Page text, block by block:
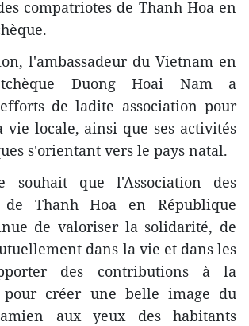
compatriotes de Thanh Hoa en
l'ambassadeur du Vietnam en
tchèque Duong Hoai Nam a
de ladite association pour
vie locale, ainsi que ses activités
s'orientant vers le pays natal.
que l'Association des
de Thanh Hoa en République
de valoriser la solidarité, de
dans la vie et dans les
des contributions à la
pour créer une belle image du
aux yeux des habitants